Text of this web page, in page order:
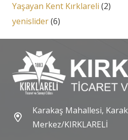
Yaşayan Kent Kırklareli (2)
yenislider(6)
Karakaş Mahallesi,
Merkez/KIRKLARELİ